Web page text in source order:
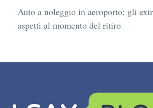
Auto a noleggio in aeroporto: gli
aspetti al momento del ritiro